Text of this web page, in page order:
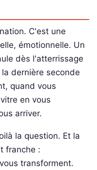
C'est une
émotionnelle. Un
dès l'atterrissage
dernière seconde
quand vous
en vous
arriver.
la question. Et la
franche :
transforment.